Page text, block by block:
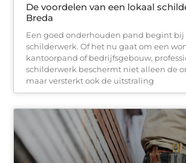
De voordelen van een lokaal
Breda
Een goed onderhouden pand begint
schilderwerk. Of het nu gaat om een
kantoorpand of bedrijfsgebouw,
schilderwerk beschermt niet alleen de
maar versterkt ook de uitstraling